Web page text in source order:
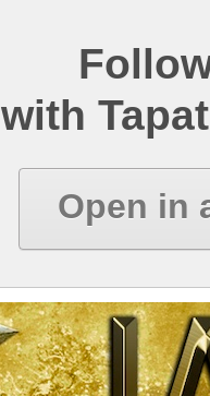
with
Open in